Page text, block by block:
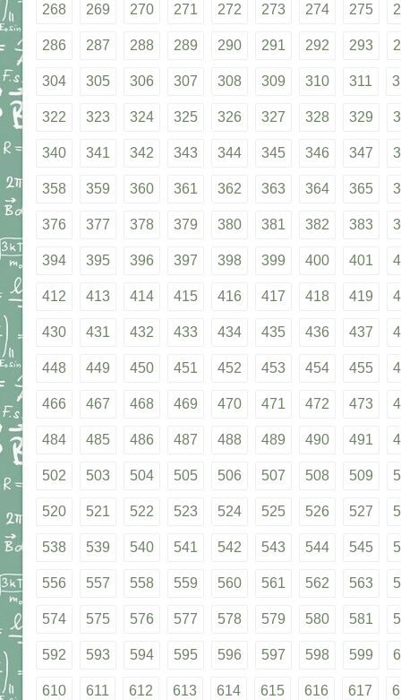
268 269 270 271 272 273 274 275
286 287 288 289 290 291 292 293
304 305 306 307 308 309 310 311
322 323 324 325 326 327 328 329
340 341 342 343 344 345 346 347
358 359 360 361 362 363 364 365
376 377 378 379 380 381 382 383
394 395 396 397 398 399 400 401
412 413 414 415 416 417 418 419
430 431 432 433 434 435 436 437
448 449 450 451 452 453 454 455
466 467 468 469 470 471 472 473
484 485 486 487 488 489 490 491
502 503 504 505 506 507 508 509
520 521 522 523 524 525 526 527
538 539 540 541 542 543 544 545
556 557 558 559 560 561 562 563
574 575 576 577 578 579 580 581
592 593 594 595 596 597 598 599
610 611 612 613 614 615 616 617